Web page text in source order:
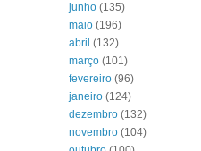
junho (135)
maio (196)
abril (132)
março (101)
fevereiro (96)
janeiro (124)
dezembro (132)
novembro (104)